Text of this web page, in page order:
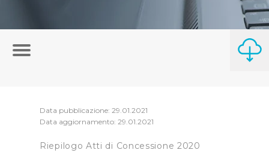
Data pubblicazione: 29.01.2021
Data aggiornamento: 29.01.2021
Riepilogo Atti di Concessione 2020